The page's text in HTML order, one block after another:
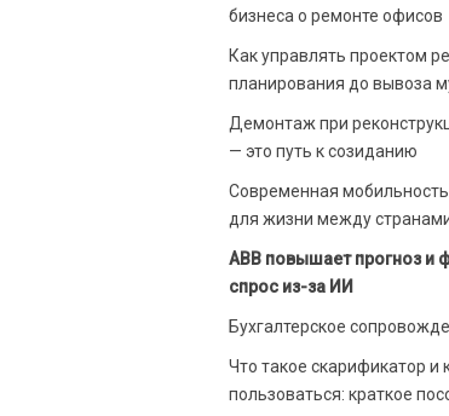
бизнеса о ремонте офисов
Как управлять проектом
планирования до вывоза
Демонтаж при
— это путь к созиданию
Современная
для жизни между
ABB повышает прогноз и
спрос из-за ИИ
Бухгалтерское
Что такое скарификатор и
пользоваться: краткое